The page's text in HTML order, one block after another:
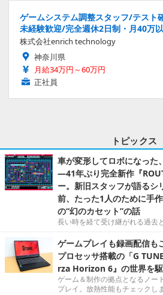
ゲームシステム調整スタッフ/テスト
未経験歓迎/完全週休2日制・月40万
株式会社enrich technology
神奈川県
月給34万円～60万円
正社員
トピックス
車が変形してロボになった
―41年ぶり完全新作『
ー。新旧スタッフが語るシ
前、たった1人のために手
の“幻のカセット”の話
長い時を経て受け継がれる過去
ゲームプレイも録画配信
プロセッサ搭載の「G
rza Horizon 6』の世界を
ゲーム＆制作の拠点となるノー
プレイ。放熱性能もチェックし